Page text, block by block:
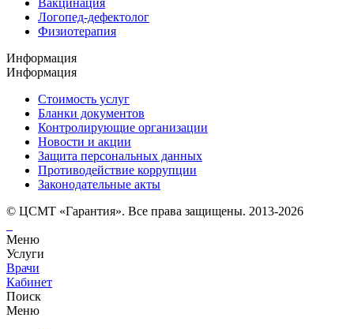
Логопед-дефектолог
Физиотерапия
Информация
Информация
Стоимость услуг
Бланки документов
Контролирующие организации
Новости и акции
Защита персональных данных
Противодействие коррупции
Законодательные акты
© ЦСМТ «Гарантия». Все права защищены. 2013-2026
Меню
Услуги
Врачи
Кабинет
Поиск
Меню